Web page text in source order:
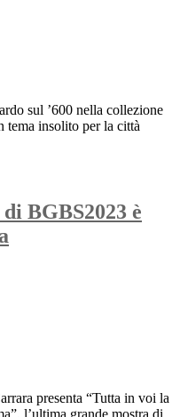
sul ’600 nella collezione
tema insolito per la città
BGBS2023 è
presenta “Tutta in voi la
l’ultima grande mostra di